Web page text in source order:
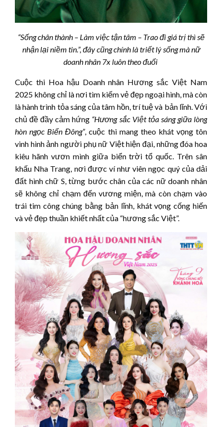
“Sống chân thành – Làm việc tận tâm – Trao đi giá trị thì sẽ
nhận lại niềm tin.”, đây cũng chính là triết lý sống mà nữ
doanh nhân 7x luôn theo đuổi
Cuộc thi Hoa hậu Doanh nhân Hương sắc Việt Nam
2025 không chỉ là nơi tìm kiếm vẻ đẹp ngoại hình, mà còn
là hành trình tỏa sáng của tâm hồn, trí tuệ và bản lĩnh. Với
chủ đề đầy cảm hứng “Hương sắc Việt tỏa sáng giữa lòng
hòn ngọc Biển Đông”, cuộc thi mang theo khát vọng tôn
vinh hình ảnh người phụ nữ Việt hiện đại, những đóa hoa
kiêu hãnh vươn mình giữa biển trời tổ quốc. Trên sân
khấu Nha Trang, nơi được ví như viên ngọc quý của dải
đất hình chữ S, từng bước chân của các nữ doanh nhân
sẽ không chỉ chạm đến vương miện, mà còn chạm vào
trái tim công chúng bằng bản lĩnh, khát vọng cống hiến
và vẻ đẹp thuần khiết nhất của “hương sắc Việt”.